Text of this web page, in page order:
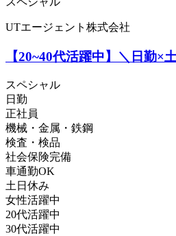
UTエージェント株式会社
【20~40代活躍中】＼日勤
スペシャル
日勤
正社員
機械・金属・鉄鋼
検査・検品
社会保険完備
車通勤OK
土日休み
女性活躍中
20代活躍中
30代活躍中